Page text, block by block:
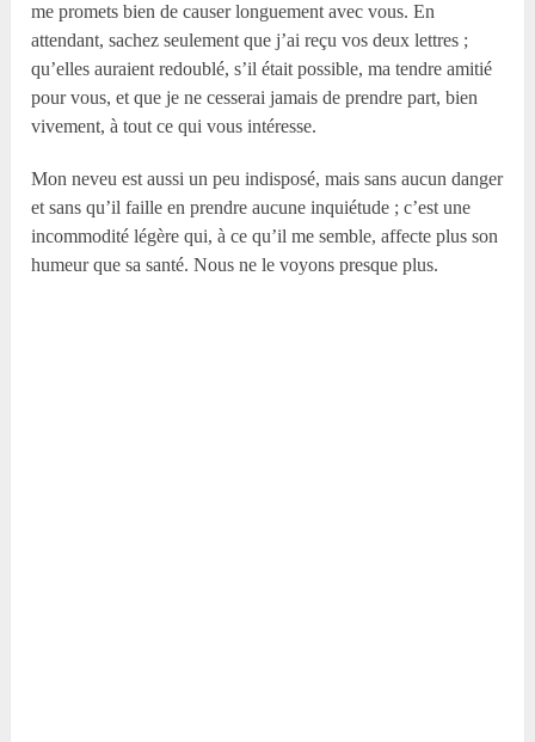
me promets bien de causer longuement avec vous. En
attendant, sachez seulement que j’ai reçu vos deux lettres ;
qu’elles auraient redoublé, s’il était possible, ma tendre amitié
pour vous, et que je ne cesserai jamais de prendre part, bien
vivement, à tout ce qui vous intéresse.
Mon neveu est aussi un peu indisposé, mais sans aucun danger
et sans qu’il faille en prendre aucune inquiétude ; c’est une
incommodité légère qui, à ce qu’il me semble, affecte plus son
humeur que sa santé. Nous ne le voyons presque plus.